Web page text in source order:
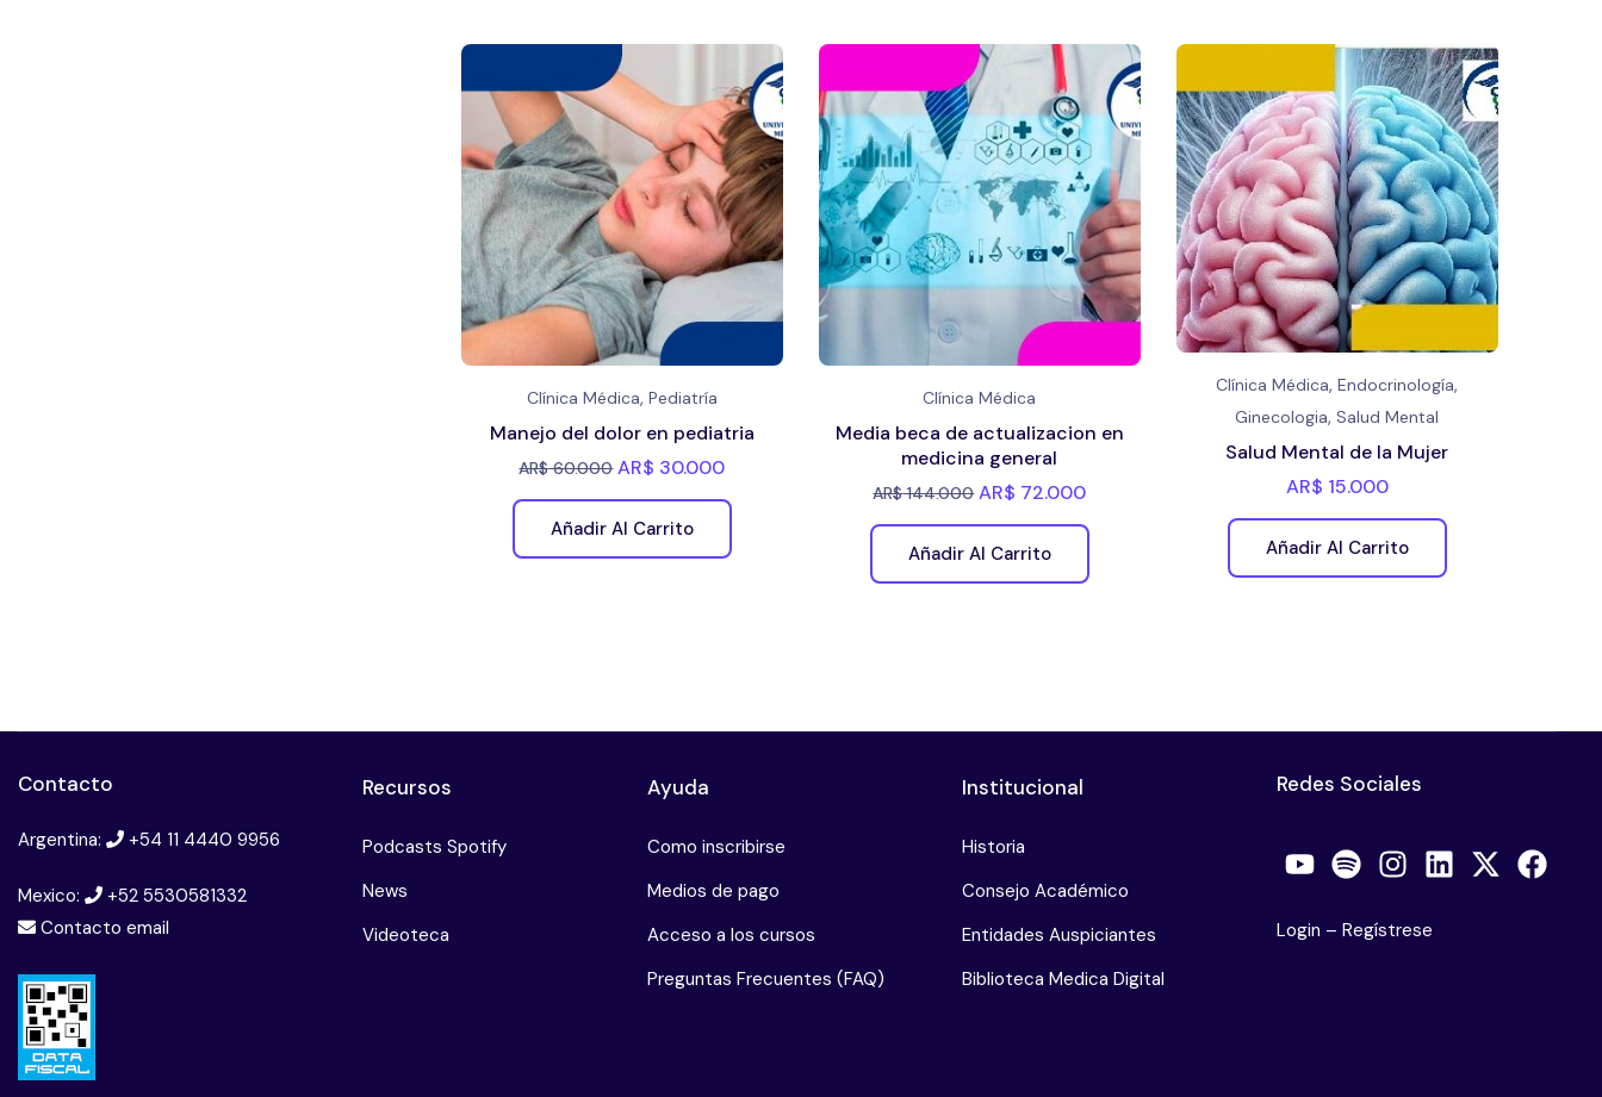
Clínica Médica, Pediatría
Manejo del dolor en pediatria
AR$60.000 AR$ 30.000
Añadir Al Carrito
Clínica Médica
Media beca de actualizacion en
medicina general
AR$144.000 AR$ 72.000
Añadir Al Carrito
Clínica Médica,Endocrinología,
Ginecologia,Salud Mental
Salud Mental de la Mujer
AR$ 15.000
Añadir Al Carrito
Contacto
Argentina: +54 11 4440 9956
Mexico:
+52 5530581332
Contacto email
Recursos
Podcasts Spotify
News
Videoteca
Ayuda
Como inscribirse
Medios de pago
Acceso a los cursos
Preguntas Frecuentes (FAQ)
Institucional
Historia
Consejo Académico
Entidades Auspiciantes
Biblioteca Medica Digital
Redes Sociales
Login – Regístrese